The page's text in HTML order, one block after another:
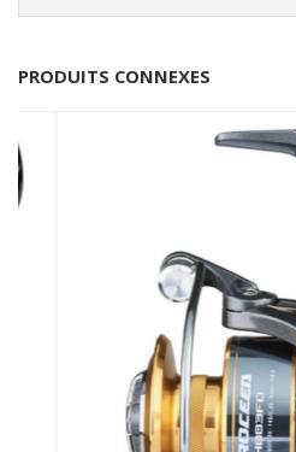
PRODUITS CONNEXES